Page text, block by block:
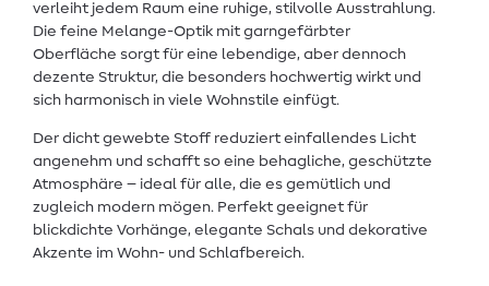
verleiht jedem Raum eine ruhige, stilvolle Ausstrahlung.
Die feine Melange-Optik mit garngefärbter
Oberfläche sorgt für eine lebendige, aber dennoch
dezente Struktur, die besonders hochwertig wirkt und
sich harmonisch in viele Wohnstile einfügt.
Der dicht gewebte Stoff reduziert einfallendes Licht
angenehm und schafft so eine behagliche, geschützte
Atmosphäre – ideal für alle, die es gemütlich und
zugleich modern mögen. Perfekt geeignet für
blickdichte Vorhänge, elegante Schals und dekorative
Akzente im Wohn- und Schlafbereich.